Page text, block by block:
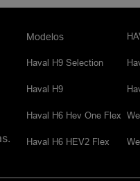
Modelos
Haval H9 Selection
Haval H9
Haval H6 Hev One Flex
Haval H6 HEV2 Flex